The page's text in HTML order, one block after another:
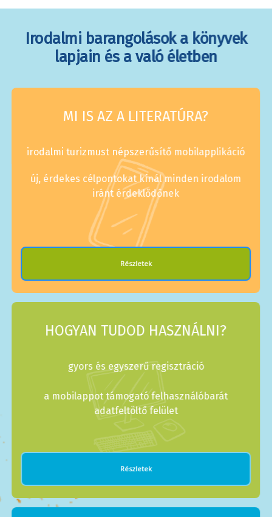
Irodalmi barangolások a könyvek
lapjain és a való életben
MI IS AZ A LITERATÚRA?
irodalmi turizmust népszerűsítő mobilapplikáció
új, érdekes célpontokat kínál minden irodalom
iránt érdeklődőnek
Részletek
HOGYAN TUDOD HASZNÁLNI?
gyors és egyszerű regisztráció
a mobilappot támogató felhasználóbarát
adatfeltöltő felület
Részletek